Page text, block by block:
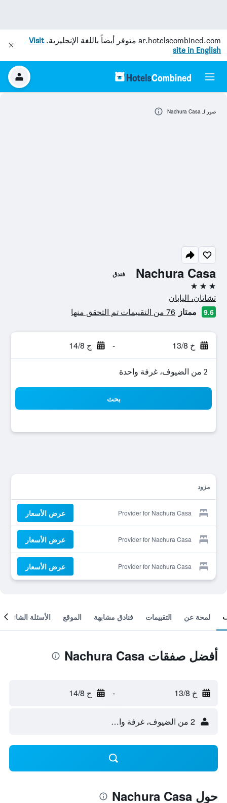
ar.hotelscombined.com متوفر أيضاً باللغة الإنجليزية.Visit
site in English
Nachura Casa فندق
3 نجوم
تشاتان، اليابان
9.6 ممتاز 76 من التقييمات تم التحقق منها
خ 13/8 - ج 14/8
2 من الضيوف، غرفة واحدة
بحث
مزود
Provider for Nachura Casa عرض الأسعار
Provider for Nachura Casa عرض الأسعار
Provider for Nachura Casa عرض الأسعار
صور لـ Nachura Casa
لمحة عن التقييمات فنادق مشابهة الموقع الأسئلة الشائعة
أفضل صفقات Nachura Casa
خ 13/8 - ج 14/8
2 من الضيوف، غرفة واحدة
حول Nachura Casa